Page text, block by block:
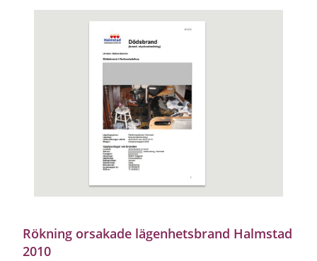
Rökning orsakade lägenhetsbrand Halmstad
2010